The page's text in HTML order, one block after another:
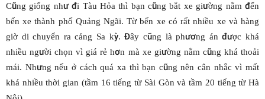
Cũng giống như đi Tàu Hỏa thì bạn cũng bắt xe giường nằm đến
bến xe thành phố Quảng Ngãi. Từ bến xe có rất nhiều xe và hàng
giờ di chuyển ra cảng Sa kỳ. Đây cũng là phương án được khá
nhiều người chọn vì giá rẻ hơn mà xe giường nằm cũng khá thoải
mái. Nhưng nếu ở cách quá xa thì bạn cũng nên cân nhắc vì mất
khá nhiều thời gian (tầm 16 tiếng từ Sài Gòn và tầm 20 tiếng từ Hà